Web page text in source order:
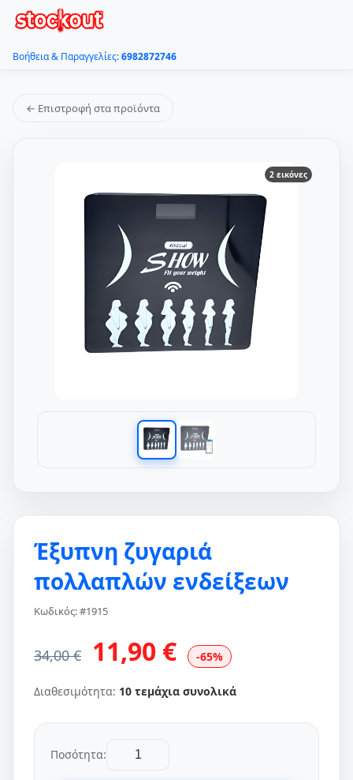
Βοήθεια & Παραγγελίες:6982872746
← Επιστροφή στα προϊόντα
2 εικόνες
Έξυπνη ζυγαριά
πολλαπλών ενδείξεων
Κωδικός: #1915
34,00 € 11,90 € -65%
Διαθεσιμότητα: 10 τεμάχια συνολικά
Ποσότητα: